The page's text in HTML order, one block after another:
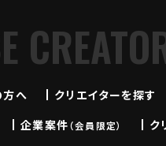
方へ クリエイターを探す
企業案件（会員限定） ク